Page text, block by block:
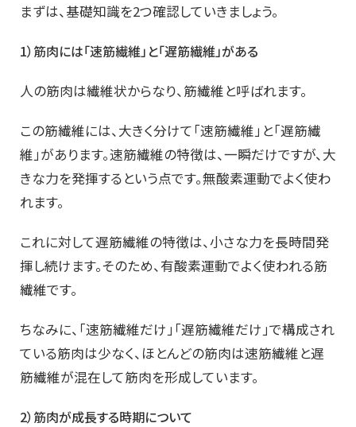
まずは、基礎知識を2つ確認していきましょう。
1）筋肉には「速筋繊維」と「遅筋繊維」がある
人の筋肉は繊維状からなり、筋繊維と呼ばれます。
この筋繊維には、大きく分けて「速筋繊維」と「遅筋繊
維」があります。速筋繊維の特徴は、一瞬だけですが、大
きな力を発揮するという点です。無酸素運動でよく使わ
れます。
これに対して遅筋繊維の特徴は、小さな力を長時間発
揮し続けます。そのため、有酸素運動でよく使われる筋
繊維です。
ちなみに、「速筋繊維だけ」「遅筋繊維だけ」で構成され
ている筋肉は少なく、ほとんどの筋肉は速筋繊維と遅
筋繊維が混在して筋肉を形成しています。
2）筋肉が成長する時期について